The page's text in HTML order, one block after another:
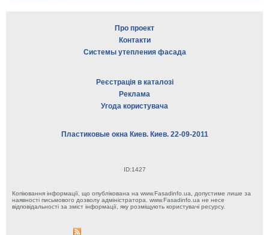
Про проект
Контакти
Системы утепления фасада
Реєстрація в каталозі
Реклама
Угода користувача
Пластиковые окна Киев. Киев. 22-09-2011
ID:1427
Копіювання інформації, що опублікована на www.Fasadinfo.ua, допустиме лише за
наявності письмового дозволу адміністратора. www.Fasadinfo.ua не несе
відповідальності за зміст інформації, яку розміщують користувачі ресурсу.